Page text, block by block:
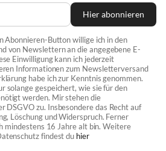
Hier abonnieren
Abonnieren-Button willige ich in den
von Newslettern an die angegebene E-
Einwilligung kann ich jederzeit
Informationen zum Newsletterversand
habe ich zur Kenntnis genommen.
solange gespeichert, wie sie für den
werden. Mir stehen die
DSGVO zu. Insbesondere das Recht auf
Löschung und Widerspruch. Ferner
mindestens 16 Jahre alt bin. Weitere
findest du hier